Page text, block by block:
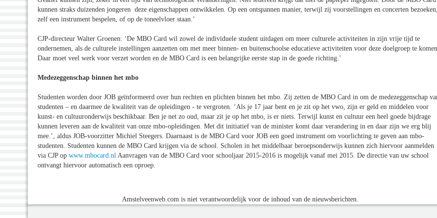
kunnen straks duizenden jongeren deze eigenschappen ontwikkelen. Op een ontspannen manier, terwijl zij voorstellingen en concerten bezoeken,
zelf een instrument bespelen, of op de toneelvloer staan.’
CJP-directeur Walter Groenen: ‘De MBO Card wil zowel de individuele student uitdagen om meer culturele activiteiten in zijn vrije tijd te
ondernemen, als de culturele instellingen aanzetten om met meer binnen- en buitenschoolse educatieve activiteiten voor deze doelgroep te komen.
Daar moet veel werk voor verzet worden en de MBO Card is een belangrijke eerste stap in de goede richting.’
Medezeggenschap binnen het mbo
Studenten worden door JOB geïnformeerd over hun rechten en plichten binnen het mbo. Zij zetten de MBO Card in om de medezeggenschap
studenten – en daarmee de kwaliteit van de opleidingen - te vergroten. ‘Als je 17 jaar bent en je zit op het vwo, zijn er geld en middelen voor
kunst- en cultuuronderwijs beschikbaar. Ben je net zo oud, maar zit je op het mbo, is er niets. Terwijl kunst en cultuur een heel goede bijdrage
kunnen leveren aan de kwaliteit van onze mbo-opleidingen. Met dit initiatief van de minister komt daar verandering in en daar zijn we erg blij
mee.’, aldus JOB-voorzitter Michiel Steegers. Daarnaast is de MBO Card voor JOB een goed instrument om voorlichting te geven aan mbo-
studenten. Studenten kunnen de MBO Card krijgen via de school. Scholen in het middelbaar beroepsonderwijs kunnen zich hiervoor aanmelden
via CJP op www.mbocard.nl Aanvragen van de MBO Card voor schooljaar 2015-2016 is mogelijk vanaf mei 2015. De directie van uw school
ontvangt hiervoor automatisch een oproep.
Amstelveenweb.com is niet verantwoordelijk voor de inhoud van de nieuwsberichten.